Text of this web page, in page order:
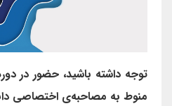
توجه داشته باشید، حضور در
منوط به مصاحبه‌ی اختصاصی